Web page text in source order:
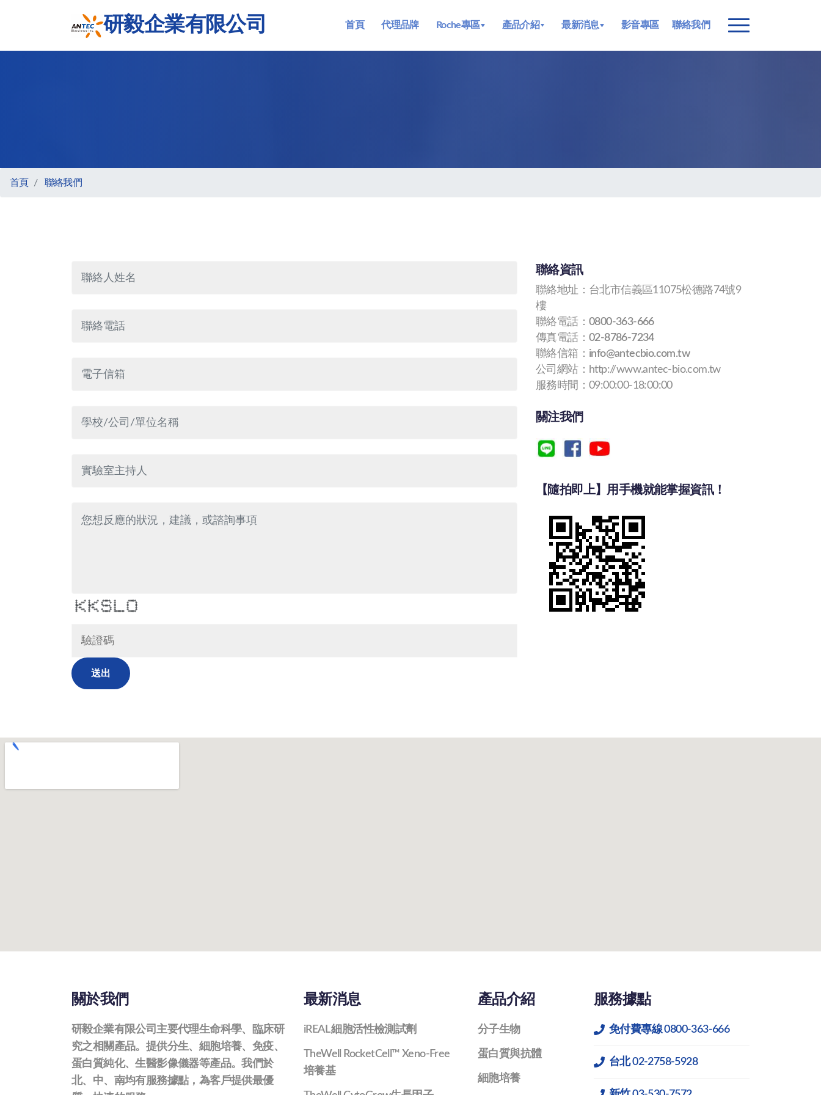
研毅企業有限公司 首頁 代理品牌 Roche專區 產品介紹 最新消息 影音專區 聯絡我們
首頁 聯絡我們
* * * * ***** * *****
* ** * ** * * * * *
* ** * ** * * * *
** ** ***** * * *
* ** * ** * * * *
* ** * ** * * * * *
* * * * ***** ******* *****
送出
聯絡資訊
聯絡地址：台北市信義區11075松德路74號9
樓
聯絡電話： 0800-363-666
傳真電話： 02-8786-7234
聯絡信箱： info@antecbio.com.tw
公司網站：http://www.antec-bio.com.tw
服務時間：09:00:00-18:00:00
關注我們
【隨拍即上】用手機就能掌握資訊！
關於我們
研毅企業有限公司主要代理生命科學、臨床研
究之相關產品。提供分生、細胞培養、免疫、
蛋白質純化、生醫影像儀器等產品。我們於
北、中、南均有服務據點，為客戶提供最優
最新消息
iREAL 細胞活性檢測試劑
TheWell RocketCell™ Xeno-Free
培養基
產品介紹
分子生物
蛋白質與抗體
細胞培養
服務據點
免付費專線 0800-363-666
台北 02-2758-5928